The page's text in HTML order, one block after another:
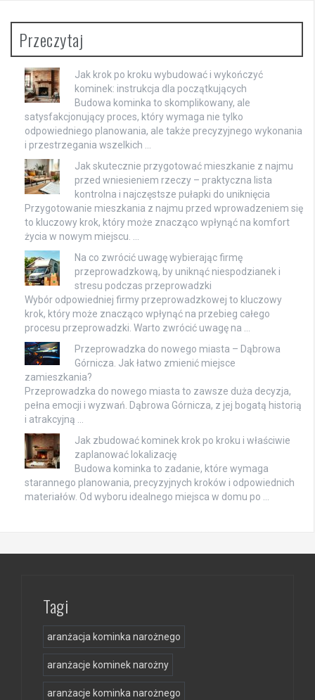
Przeczytaj
Jak krok po kroku wybudować i wykończyć
kominek: instrukcja dla początkujących
Budowa kominka to skomplikowany, ale
satysfakcjonujący proces, który wymaga nie tylko
odpowiedniego planowania, ale także precyzyjnego wykonania
i przestrzegania wszelkich …
Jak skutecznie przygotować mieszkanie z najmu
przed wniesieniem rzeczy – praktyczna lista
kontrolna i najczęstsze pułapki do uniknięcia
Przygotowanie mieszkania z najmu przed wprowadzeniem się
to kluczowy krok, który może znacząco wpłynąć na komfort
życia w nowym miejscu. …
Na co zwrócić uwagę wybierając firmę
przeprowadzkową, by uniknąć niespodzianek i
stresu podczas przeprowadzki
Wybór odpowiedniej firmy przeprowadzkowej to kluczowy
krok, który może znacząco wpłynąć na przebieg całego
procesu przeprowadzki. Warto zwrócić uwagę na …
Przeprowadzka do nowego miasta – Dąbrowa
Górnicza. Jak łatwo zmienić miejsce
zamieszkania?
Przeprowadzka do nowego miasta to zawsze duża decyzja,
pełna emocji i wyzwań. Dąbrowa Górnicza, z jej bogatą historią
i atrakcyjną …
Jak zbudować kominek krok po kroku i właściwie
zaplanować lokalizację
Budowa kominka to zadanie, które wymaga
starannego planowania, precyzyjnych kroków i odpowiednich
materiałów. Od wyboru idealnego miejsca w domu po …
Tagi
aranżacja kominka narożnego
aranżacje kominek narożny
aranżacje kominka narożnego